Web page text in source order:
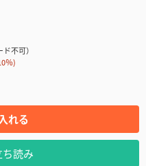
不可）
％)
れる
読み